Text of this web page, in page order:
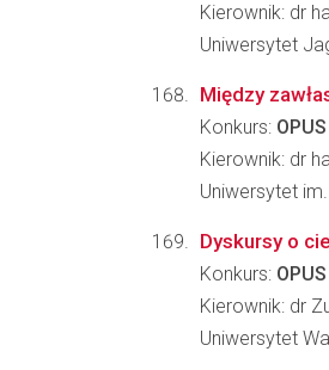
Kierownik: dr
Uniwersytet
Między
Konkurs:
Kierownik: dr
Uniwersytet
Dyskursy o
Konkurs:
Kierownik: dr
Uniwersytet